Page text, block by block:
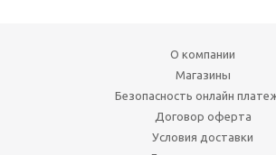
О компании
Магазины
Безопасность онлайн
Договор оферта
Условия доставки